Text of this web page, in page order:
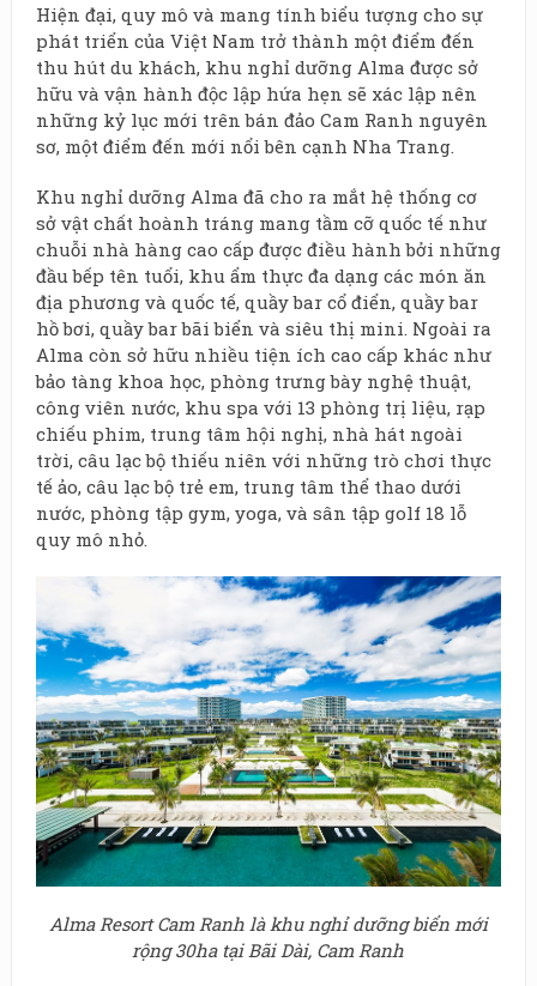
Hiện đại, quy mô và mang tính biểu tượng cho sự
phát triển của Việt Nam trở thành một điểm đến
thu hút du khách, khu nghỉ dưỡng Alma được sở
hữu và vận hành độc lập hứa hẹn sẽ xác lập nên
những kỷ lục mới trên bán đảo Cam Ranh nguyên
sơ, một điểm đến mới nổi bên cạnh Nha Trang.
Khu nghỉ dưỡng Alma đã cho ra mắt hệ thống cơ
sở vật chất hoành tráng mang tầm cỡ quốc tế như
chuỗi nhà hàng cao cấp được điều hành bởi những
đầu bếp tên tuổi, khu ẩm thực đa dạng các món ăn
địa phương và quốc tế, quầy bar cổ điển, quầy bar
hồ bơi, quầy bar bãi biển và siêu thị mini. Ngoài ra
Alma còn sở hữu nhiều tiện ích cao cấp khác như
bảo tàng khoa học, phòng trưng bày nghệ thuật,
công viên nước, khu spa với 13 phòng trị liệu, rạp
chiếu phim, trung tâm hội nghị, nhà hát ngoài
trời, câu lạc bộ thiếu niên với những trò chơi thực
tế ảo, câu lạc bộ trẻ em, trung tâm thể thao dưới
nước, phòng tập gym, yoga, và sân tập golf 18 lỗ
quy mô nhỏ.
Alma Resort Cam Ranh là khu nghỉ dưỡng biển mới
rộng 30ha tại Bãi Dài, Cam Ranh